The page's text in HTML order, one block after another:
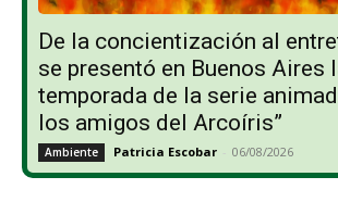
De la concientización al
se presentó en Buenos Aires
temporada de la serie
los amigos del Arcoíris”
Ambiente Patricia Escobar - 06/08/2026